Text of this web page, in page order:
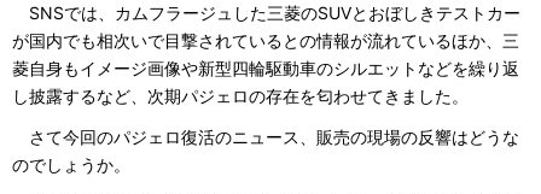
SNSでは、カムフラージュした三菱のSUVとおぼしきテストカー
が国内でも相次いで目撃されているとの情報が流れているほか、三
菱自身もイメージ画像や新型四輪駆動車のシルエットなどを繰り返
し披露するなど、次期パジェロの存在を匂わせてきました。
さて今回のパジェロ復活のニュース、販売の現場の反響はどうな
のでしょうか。